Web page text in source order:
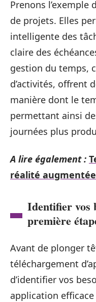
Prenons
de projets. Elles
intelligente des
claire des
gestion du temps,
d’activités, offrent
manière dont le
permettant ainsi
journées plus
A lire également :
réalité
Identifier vos
première
Avant de plonger
téléchargement
d’identifier vos
application